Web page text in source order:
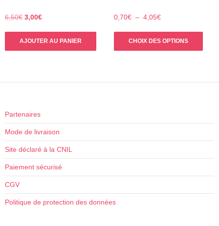
choisies
page
6,50€ Le
3,00€Le
AJOUTER AU PANIER
0,70€ – 4,05€Plage
CHOIX DES OPTIONS
Ce
être
la
Partenaires
Mode de livraison
Site déclaré à la CNIL
Paiement sécurisé
CGV
Politique de protection des données